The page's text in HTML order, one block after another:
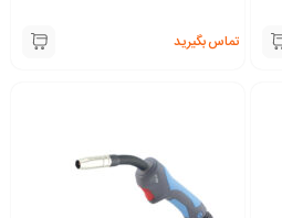
تماس بگیرید